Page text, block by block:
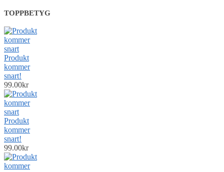
TOPPBETYG
Produkt
kommer
snart!
99.00kr
Produkt
kommer
snart!
99.00kr